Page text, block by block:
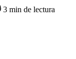
3 min de lectura